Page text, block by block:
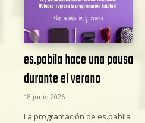
es.pabila hace una pausa
durante el verano
18 junio 2026
La programación de es.pabila